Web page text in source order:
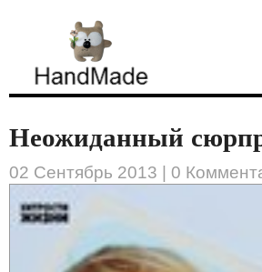
Неожиданный
02 Сентябрь 2013 | 0